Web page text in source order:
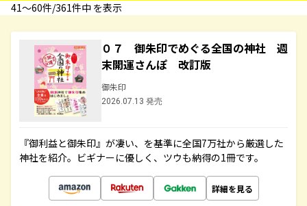
41〜60件/361件中 を表示
０７ 御朱印でめぐる全国の神社 週
末開運さんぽ 改訂版
御朱印
2026.07.13 発売
『御利益と御朱印』が凄い、を基準に全国7万社から厳選した
神社を紹介。ビギナーに優しく、ツウも納得の1冊です。
詳細を見る